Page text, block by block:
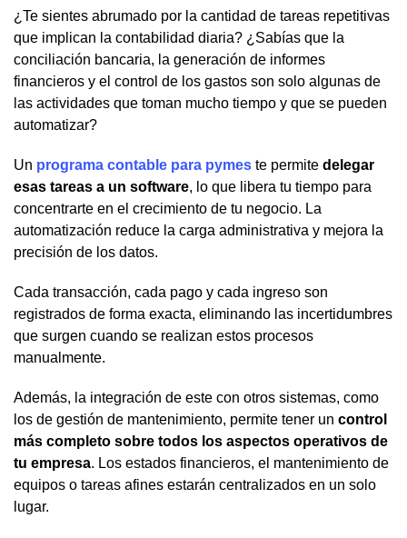
¿Te sientes abrumado por la cantidad de tareas repetitivas
que implican la contabilidad diaria? ¿Sabías que la
conciliación bancaria, la generación de informes
financieros y el control de los gastos son solo algunas de
las actividades que toman mucho tiempo y que se pueden
automatizar?
Un programa contable para pymes te permite delegar
esas tareas a un software, lo que libera tu tiempo para
concentrarte en el crecimiento de tu negocio. La
automatización reduce la carga administrativa y mejora la
precisión de los datos.
Cada transacción, cada pago y cada ingreso son
registrados de forma exacta, eliminando las incertidumbres
que surgen cuando se realizan estos procesos
manualmente.
Además, la integración de este con otros sistemas, como
los de gestión de mantenimiento, permite tener un control
más completo sobre todos los aspectos operativos de
tu empresa. Los estados financieros, el mantenimiento de
equipos o tareas afines estarán centralizados en un solo
lugar.